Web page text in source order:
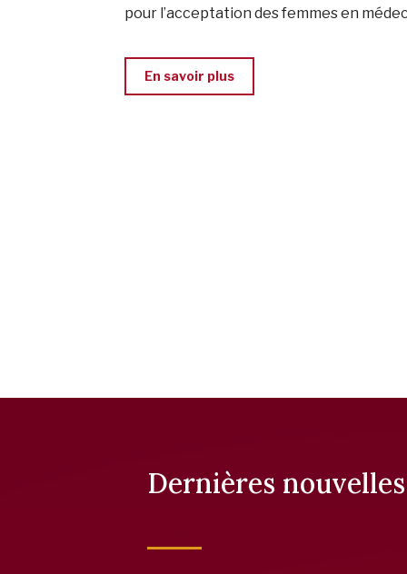
pour l’acceptation des femmes en
En savoir plus
Dernières nouvelles